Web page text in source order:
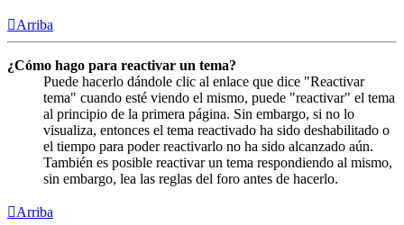
Arriba
¿Cómo hago para reactivar un tema?
Puede hacerlo dándole clic al enlace que dice "Reactivar
tema" cuando esté viendo el mismo, puede "reactivar" el tema
al principio de la primera página. Sin embargo, si no lo
visualiza, entonces el tema reactivado ha sido deshabilitado o
el tiempo para poder reactivarlo no ha sido alcanzado aún.
También es posible reactivar un tema respondiendo al mismo,
sin embargo, lea las reglas del foro antes de hacerlo.
Arriba